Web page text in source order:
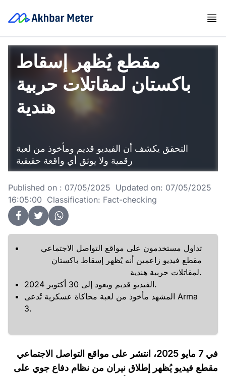
مقطع يُظهر إسقاط
باكستان لمقاتلات حربية
هندية
التحقق يكشف أن الفيديو قديم ومأخوذ من لعبة
رقمية ولا يوثق أي واقعة حقيقية
Published on : 07/05/2025 Updated on: 07/05/2025
16:05:00 Classification: Fact-checking
تداول مستخدمون على مواقع التواصل الاجتماعي
مقطع فيديو زاعمين أنه يُظهر إسقاط باكستان
لمقاتلات حربية هندية.
الفيديو قديم ويعود إلى 30 أكتوبر 2024.
المشهد مأخوذ من لعبة محاكاة عسكرية تُدعى Arma
3.
في 7 مايو 2025، انتشر على مواقع التواصل الاجتماعي
مقطع فيديو يُظهر إطلاق نيران من نظام دفاع جوي على